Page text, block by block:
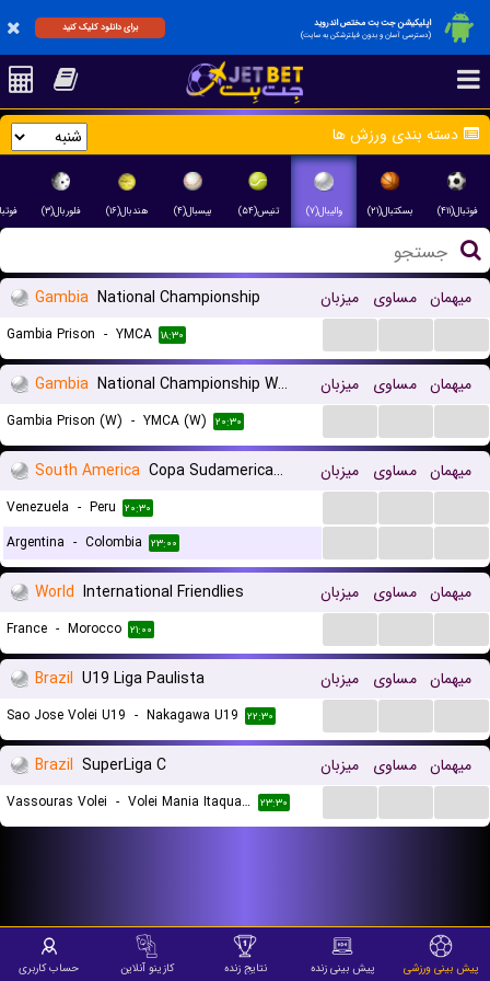
اپلیکیشن جت بت مختص اندروید
(دسترسی آسان و بدون فیلترشکن به سایت)
برای دانلود کلیک کنید
دسته بندی ورزش ها
فوتبال(۴۱۱) بسکتبال(۲۱) والیبال(۷) تنیس(۵۴) بیسبال(۴) هندبال(۱۶) فلوربال(۳)
Gambia National Championship میزبان مساوی میهمان
Gambia Prison - YMCA ۱۸:۳۰
Gambia National Championship Women میزبان مساوی میهمان
Gambia Prison (W) - YMCA (W) ۲۰:۳۰
South America Copa Sudamericana میزبان مساوی میهمان
Venezuela - Peru ۲۰:۳۰
Argentina - Colombia ۲۳:۰۰
World International Friendlies میزبان مساوی میهمان
France - Morocco ۲۱:۰۰
Brazil U19 Liga Paulista میزبان مساوی میهمان
Sao Jose Volei U19 - Nakagawa U19 ۲۲:۳۰
Brazil SuperLiga C میزبان مساوی میهمان
Vassouras Volei - Volei Mania Itaqua SP ۲۳:۳۰
پیش بینی ورزشی پیش بینی زنده نتایج زنده کازینو آنلاین حساب کاربری